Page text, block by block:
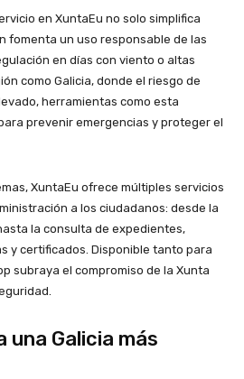
en XuntaEu no solo simplifica
fomenta un uso responsable de las
en días con viento o altas
como Galicia, donde el riesgo de
herramientas como esta
prevenir emergencias y proteger el
XuntaEu ofrece múltiples servicios
a los ciudadanos: desde la
la consulta de expedientes,
y certificados. Disponible tanto para
subraya el compromiso de la Xunta
una Galicia más